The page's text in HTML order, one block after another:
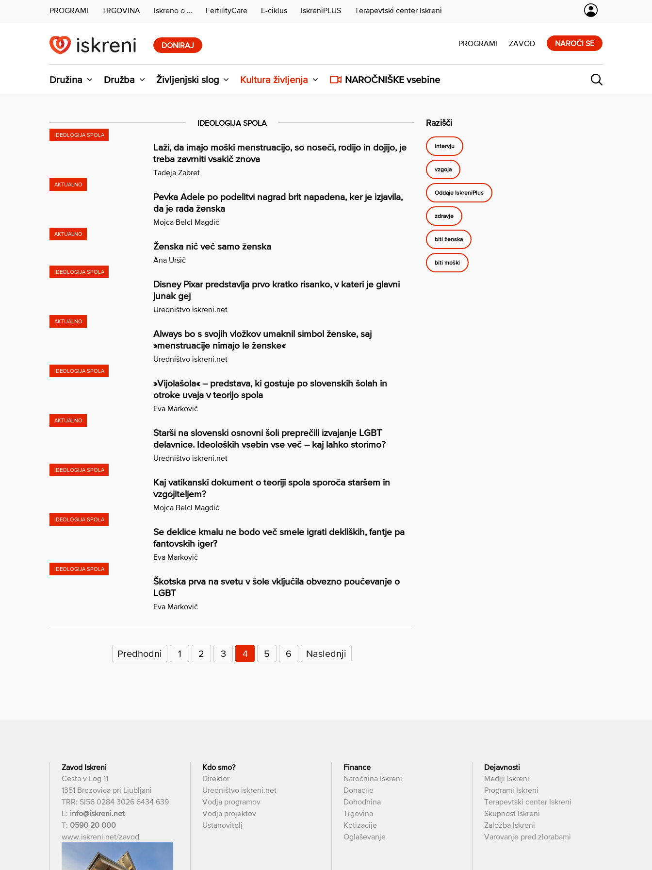
DONIRAJ
Družina Družba Življenjski slog Kultura življenja NAROČNIŠKE vsebine
PROGRAMI ZAVOD NAROČI SE
PROGRAMI TRGOVINA Iskreno o … FertilityCare E-ciklus IskreniPLUS Terapevtski center Iskreni
IDEOLOGIJA SPOLA
IDEOLOGIJA SPOLA
Laži, da imajo moški menstruacijo, so noseči, rodijo in dojijo, je
treba zavrniti vsakič znova
Tadeja Zabret
AKTUALNO
Pevka Adele po podelitvi nagrad brit napadena, ker je izjavila,
da je rada ženska
Mojca Belcl Magdič
AKTUALNO
Ženska nič več samo ženska
Ana Uršič
IDEOLOGIJA SPOLA
Disney Pixar predstavlja prvo kratko risanko, v kateri je glavni
junak gej
Uredništvo iskreni.net
AKTUALNO
Always bo s svojih vložkov umaknil simbol ženske, saj
»menstruacije nimajo le ženske«
Uredništvo iskreni.net
IDEOLOGIJA SPOLA
»Vijolašola« – predstava, ki gostuje po slovenskih šolah in
otroke uvaja v teorijo spola
Eva Markovič
AKTUALNO
Starši na slovenski osnovni šoli preprečili izvajanje LGBT
delavnice. Ideoloških vsebin vse več – kaj lahko storimo?
Uredništvo iskreni.net
IDEOLOGIJA SPOLA
Kaj vatikanski dokument o teoriji spola sporoča staršem in
vzgojiteljem?
Mojca Belcl Magdič
IDEOLOGIJA SPOLA
Se deklice kmalu ne bodo več smele igrati dekliških, fantje pa
fantovskih iger?
Eva Markovič
IDEOLOGIJA SPOLA
Škotska prva na svetu v šole vključila obvezno poučevanje o
LGBT
Eva Markovič
prispevkovPredhodni 1 2 3 4 5 6 Naslednji
Razišči
intervju
vzgoja
Oddaje IskreniPlus
zdravje
biti ženska
biti moški
Zavod Iskreni
Cesta v Log 11
1351 Brezovica pri Ljubljani
TRR: SI56 0284 3026 6434 639
E: info@iskreni.net
T: 0590 20 000
www.iskreni.net/zavod
Kdo smo?
Direktor
Uredništvo iskreni.net
Vodja programov
Vodja projektov
Ustanovitelj
Finance
Naročnina Iskreni
Donacije
Dohodnina
Trgovina
Kotizacije
Oglaševanje
Dejavnosti
Mediji Iskreni
Programi Iskreni
Terapevtski center Iskreni
Skupnost Iskreni
Založba Iskreni
Varovanje pred zlorabami